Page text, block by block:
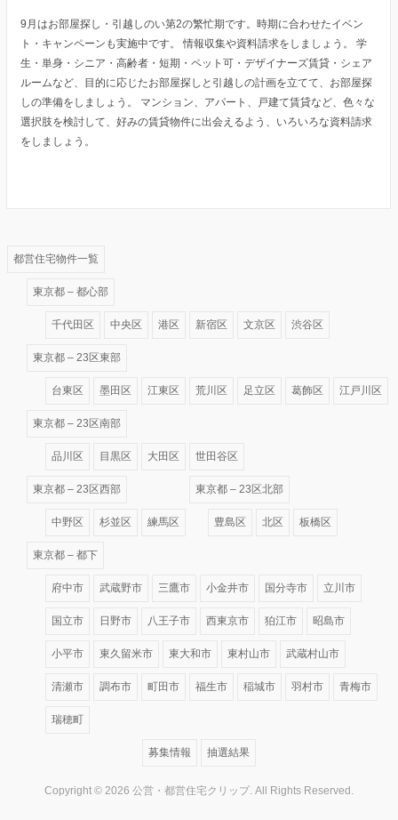
9月はお部屋探し・引越しのい第2の繁忙期です。時期に合わせたイベン
ト・キャンペーンも実施中です。 情報収集や資料請求をしましょう。 学
生・単身・シニア・高齢者・短期・ペット可・デザイナーズ賃貸・シェア
ルームなど、目的に応じたお部屋探しと引越しの計画を立てて、お部屋探
しの準備をしましょう。 マンション、アパート、戸建て賃貸など、色々な
選択肢を検討して、好みの賃貸物件に出会えるよう、いろいろな資料請求
をしましょう。
都営住宅物件一覧
東京都 – 都心部
千代田区 中央区 港区 新宿区 文京区 渋谷区
東京都 – 23区東部
台東区 墨田区 江東区 荒川区 足立区 葛飾区 江戸川区
東京都 – 23区南部
品川区 目黒区 大田区 世田谷区
東京都 – 23区西部
中野区 杉並区 練馬区
東京都 – 23区北部
豊島区 北区 板橋区
東京都 – 都下
府中市 武蔵野市 三鷹市 小金井市 国分寺市 立川市
国立市 日野市 八王子市 西東京市 狛江市 昭島市
小平市 東久留米市 東大和市 東村山市 武蔵村山市
清瀬市 調布市 町田市 福生市 稲城市 羽村市 青梅市
瑞穂町
募集情報 抽選結果
Copyright © 2026 公営・都営住宅クリップ. All Rights Reserved.